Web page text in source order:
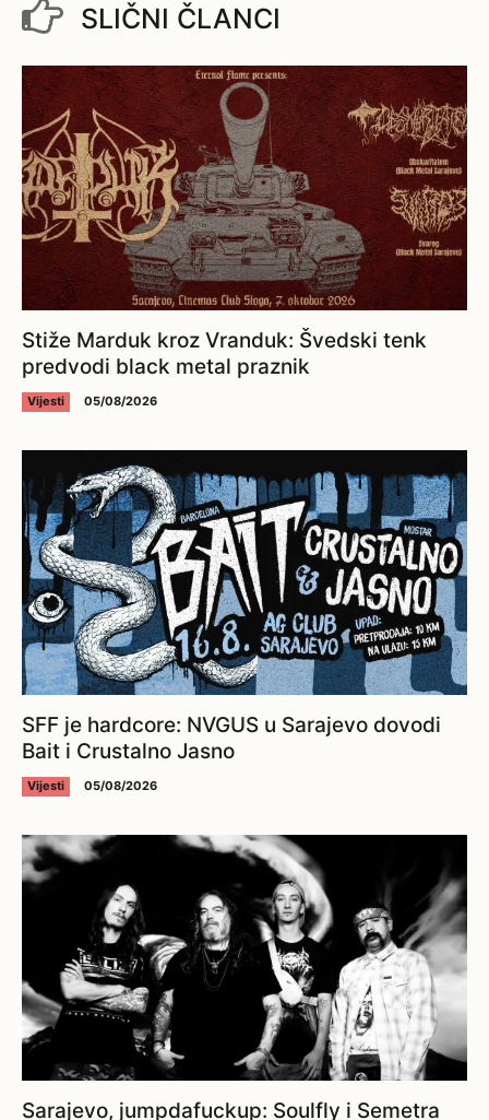
SLIČNI ČLANCI
Stiže Marduk kroz Vranduk: Švedski tenk
predvodi black metal praznik
Vijesti 05/08/2026
SFF je hardcore: NVGUS u Sarajevo dovodi
Bait i Crustalno Jasno
Vijesti 05/08/2026
Sarajevo, jumpdafuckup: Soulfly i Semetra